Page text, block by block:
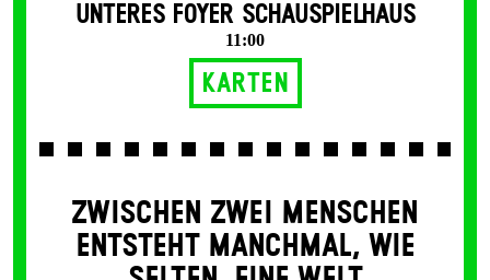
UNTERES FOYER SCHAUSPIELHAUS
11:00
Karten
ZWISCHEN ZWEI MENSCHEN
ENT­STEHT MANCH­MAL, WIE